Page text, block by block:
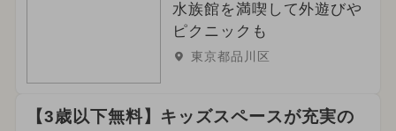
水族館を満喫して外遊びや
ピクニックも
東京都品川区
【3歳以下無料】キッズスペースが充実の